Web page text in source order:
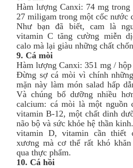
Hàm lượng Canxi: 74 mg trong
27 miligam trong một cốc nước
Như bạn đã biết, cam là
vitamin C tăng cường miễn
calo mà lại giàu những chất
9. Cá mòi
Hàm lượng Canxi: 351 mg /
Đừng sợ cá mòi vì chính
mặn này làm món salad hấp
Và chúng bổ dưỡng nhiều
calcium: cá mòi là một nguồn
vitamin B-12, một chất dinh
não bộ và sức khỏe hệ thần
vitamin D, vitamin cần thiết
xương mà cơ thể rất khó
qua thực phẩm.
10. Cá hồi